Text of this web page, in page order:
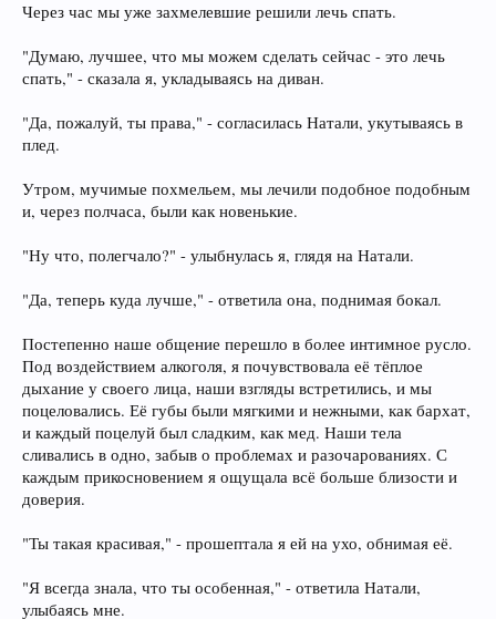
Через час мы уже захмелевшие решили лечь спать.
"Думаю, лучшее, что мы можем сделать сейчас - это лечь
спать," - сказала я, укладываясь на диван.
"Да, пожалуй, ты права," - согласилась Натали, укутываясь в
плед.
Утром, мучимые похмельем, мы лечили подобное подобным
и, через полчаса, были как новенькие.
"Ну что, полегчало?" - улыбнулась я, глядя на Натали.
"Да, теперь куда лучше," - ответила она, поднимая бокал.
Постепенно наше общение перешло в более интимное русло.
Под воздействием алкоголя, я почувствовала её тёплое
дыхание у своего лица, наши взгляды встретились, и мы
поцеловались. Её губы были мягкими и нежными, как бархат,
и каждый поцелуй был сладким, как мед. Наши тела
сливались в одно, забыв о проблемах и разочарованиях. С
каждым прикосновением я ощущала всё больше близости и
доверия.
"Ты такая красивая," - прошептала я ей на ухо, обнимая её.
"Я всегда знала, что ты особенная," - ответила Натали,
улыбаясь мне.